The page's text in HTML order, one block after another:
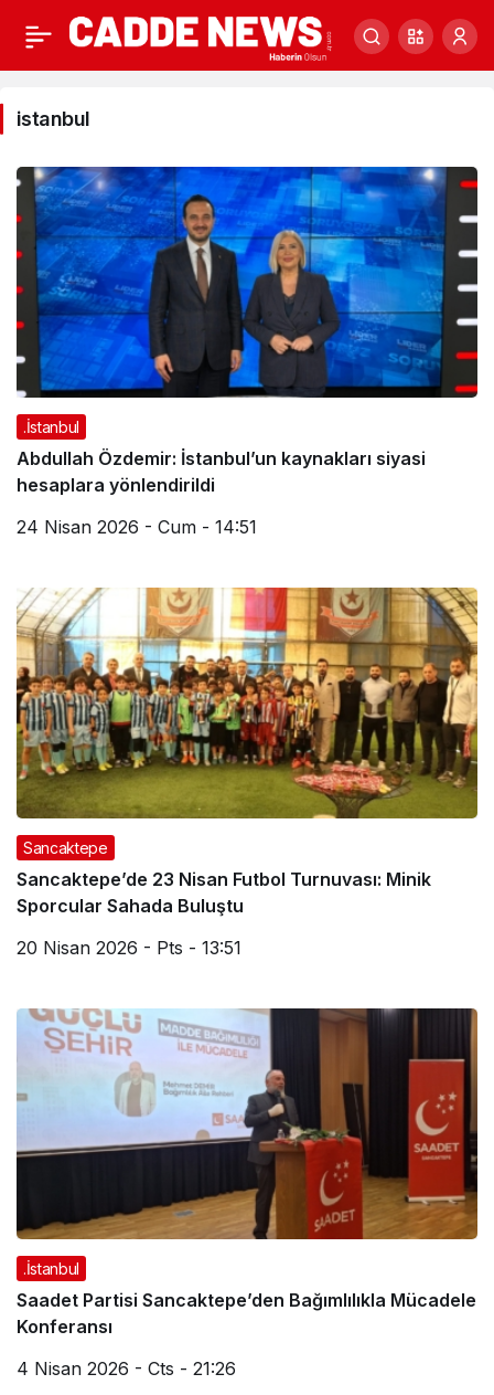
Haberleri
istanbul
.İstanbul
Abdullah Özdemir: İstanbul’un kaynakları siyasi
hesaplara yönlendirildi
24 Nisan 2026 - Cum - 14:51
Sancaktepe
Sancaktepe’de 23 Nisan Futbol Turnuvası: Minik
Sporcular Sahada Buluştu
20 Nisan 2026 - Pts - 13:51
.İstanbul
Saadet Partisi Sancaktepe’den Bağımlılıkla Mücadele
Konferansı
4 Nisan 2026 - Cts - 21:26